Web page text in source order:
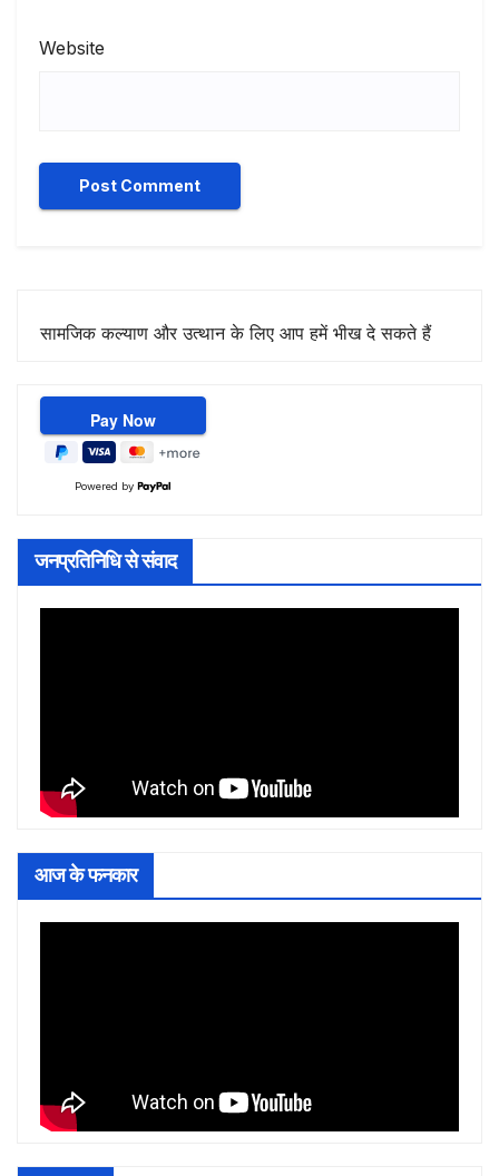
Website
सामजिक कल्याण और उत्थान के लिए आप हमें भीख दे सकते हैं
Powered by
जनप्रतिनिधि से संवाद
आज के फनकार